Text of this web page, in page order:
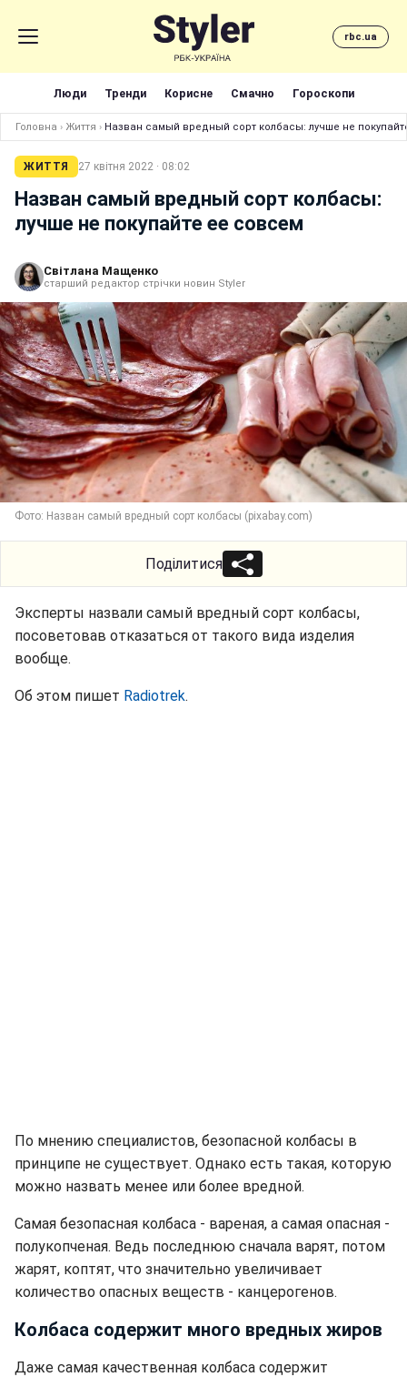
rbc.ua
Люди Тренди Корисне Смачно Гороскопи
Головна › Життя › Назван самый вредный сорт колбасы: лучше не
ЖИТТЯ 27 квітня 2022 · 08:02
Назван самый вредный сорт колбасы:
лучше не покупайте ее совсем
Світлана Мащенко
старший редактор стрічки новин Styler
Фото: Назван самый вредный сорт колбасы (pixabay.com)
Поділитися
Эксперты назвали самый вредный сорт колбасы,
посоветовав отказаться от такого вида изделия
вообще.
Об этом пишет Radiotrek.
По мнению специалистов, безопасной колбасы в
принципе не существует. Однако есть такая, которую
можно назвать менее или более вредной.
Самая безопасная колбаса - вареная, а самая опасная -
полукопченая. Ведь последнюю сначала варят, потом
жарят, коптят, что значительно увеличивает
количество опасных веществ - канцерогенов.
Колбаса содержит много вредных жиров
Даже самая качественная колбаса содержит